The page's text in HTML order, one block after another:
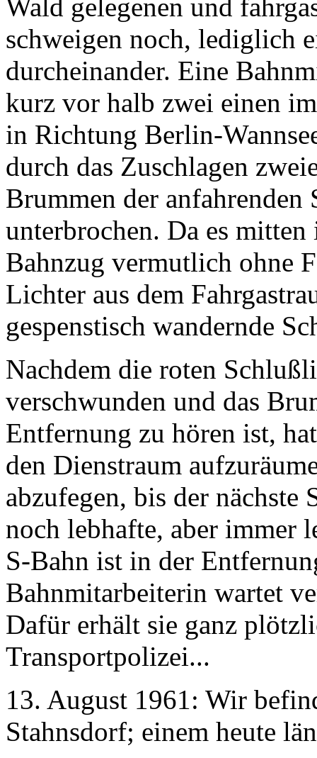
Wald gelegenen und
schweigen noch, lediglich
durcheinander. Eine
kurz vor halb zwei einen
in Richtung Berlin-
durch das Zuschlagen
Brummen der
unterbrochen. Da es
Bahnzug vermutlich ohne
Lichter aus dem
gespenstisch wandernde
Nachdem die roten
verschwunden und das
Entfernung zu hören ist,
den Dienstraum
abzufegen, bis der nächste
noch lebhafte, aber immer
S-Bahn ist in der
Bahnmitarbeiterin wartet
Dafür erhält sie ganz
Transportpolizei...
13. August 1961: Wir
Stahnsdorf; einem heute